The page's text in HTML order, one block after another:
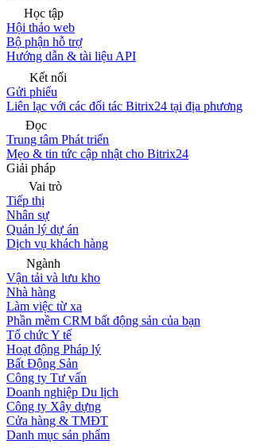
Học tập
Hội thảo web
Bộ phận hỗ trợ
Hướng dẫn & tài liệu API
Kết nối
Gửi phiếu
Liên lạc với các đối tác Bitrix24 tại địa phương
Đọc
Trung tâm Phát triển
Mẹo & tin tức cập nhật cho Bitrix24
Giải pháp
Vai trò
Tiếp thị
Nhân sự
Quản lý dự án
Dịch vụ khách hàng
Ngành
Vận tải và lưu kho
Nhà hàng
Làm việc từ xa
Phần mềm CRM bất động sản của bạn
Tổ chức Y tế
Hoạt động Pháp lý
Bất Động Sản
Công ty Tư vấn
Doanh nghiệp Du lịch
Công ty Xây dựng
Cửa hàng & TMĐT
Danh mục sản phẩm